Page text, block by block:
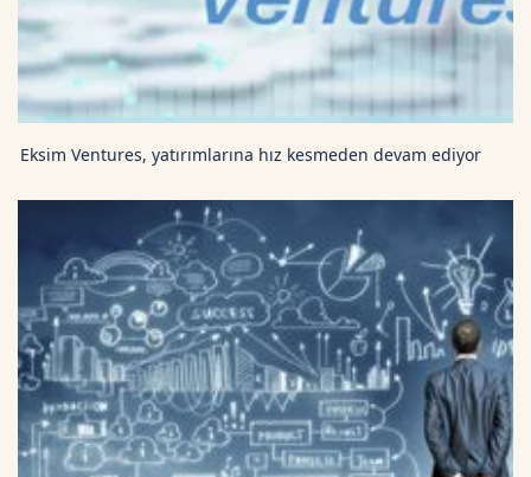
Eksim Ventures, yatırımlarına hız kesmeden devam ediyor